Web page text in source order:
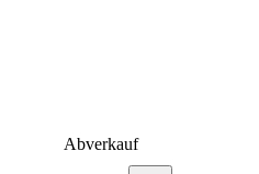
Abverkauf